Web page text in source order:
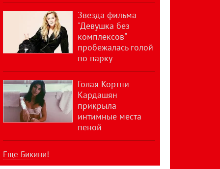
Звезда фильма
"Девушка без
комплексов"
пробежалась голой
по парку
Голая Кортни
Кардашян
прикрыла
интимные места
пеной
Еще Бикини!